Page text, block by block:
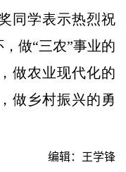
同学表示热烈祝
做“三农”事业的
做农业现代化的
做乡村振兴的勇
编辑：王学锋